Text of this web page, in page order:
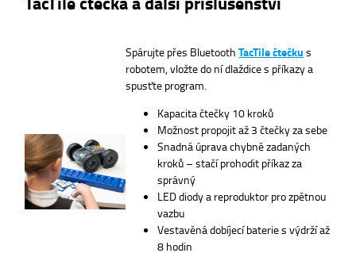
Spárujte přes BluetoothTacTile čtečku s
robotem, vložte do ní dlaždice s příkazy a
spusťte program.
Kapacita čtečky 10 kroků
Možnost propojit až 3 čtečky za sebe
Snadná úprava chybně zadaných
kroků – stačí prohodit příkaz za
správný
LED diody a reproduktor pro zpětnou
vazbu
Vestavěná dobíjecí baterie s výdrží až
8 hodin